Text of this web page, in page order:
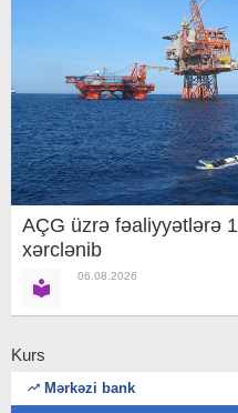
AÇG üzrə fəaliyyətlərə
xərclənib
06.08.2026
Kurs
Mərkəzi bank